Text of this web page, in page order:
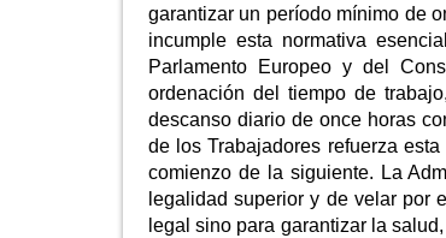
garantizar un período mínimo de
incumple esta normativa
Parlamento Europeo y del
ordenación del tiempo de
descanso diario de once horas
de los Trabajadores refuerza
comienzo de la siguiente. La
legalidad superior y de velar por
legal sino para garantizar la